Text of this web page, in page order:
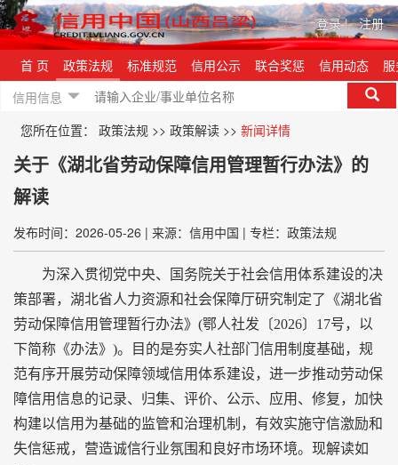
登录| 注册
首 页 政策法规 标准规范 信用公示 联合奖惩 信用动态
信用信息
您所在位置： 政策法规 >> 政策解读 >> 新闻详情
关于《湖北省劳动保障信用管理暂行办法》的
解读
发布时间：2026-05-26 | 来源：信用中国 | 专栏：政策法规
为深入贯彻党中央、国务院关于社会信用体系建设的决
策部署，湖北省人力资源和社会保障厅研究制定了《湖北省
劳动保障信用管理暂行办法》(鄂人社发〔2026〕17号，以
下简称《办法》)。目的是夯实人社部门信用制度基础，规
范有序开展劳动保障领域信用体系建设，进一步推动劳动保
障信用信息的记录、归集、评价、公示、应用、修复，加快
构建以信用为基础的监管和治理机制，有效实施守信激励和
失信惩戒，营造诚信行业氛围和良好市场环境。现解读如